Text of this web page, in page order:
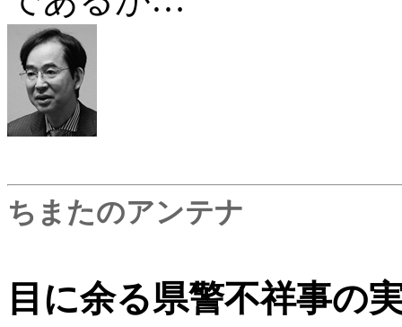
ちまたのアンテナ
目に余る県警不祥事の